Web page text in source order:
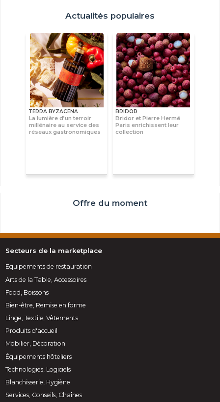
Actualités populaires
TERRA BYZACENA
La lumière d’un terroir
millénaire au service des
réseaux gastronomiques
BRIDOR
Bridor et Pierre Hermé
Paris enrichissent leur
collection
Offre du moment
Secteurs de la marketplace
Equipements de restauration
Arts de la Table, Accessoires
Food, Boissons
Bien-être, Remise en forme
Linge, Textile, Vêtements
Produits d'accueil
Mobilier, Décoration
Équipements hôteliers
Technologies, Logiciels
Blanchisserie, Hygiène
Services, Conseils, Chaînes